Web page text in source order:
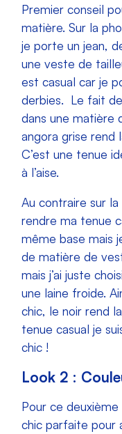
Premier conseil
matière. Sur la
je porte un jean,
une veste de
est casual car je
derbies. Le fait
dans une matière
angora grise rend
C’est une tenue
à l’aise.
Au contraire sur
rendre ma tenue
même base mais
de matière de
mais j’ai juste
une laine froide.
chic, le noir rend
tenue casual je
chic !
Look 2 :
Pour ce deuxième
chic parfaite pour